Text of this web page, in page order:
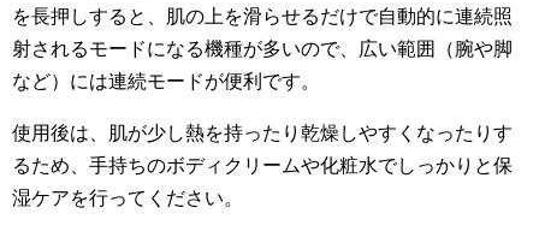
を長押しすると、肌の上を滑らせるだけで自動的に連続照
射されるモードになる機種が多いので、広い範囲（腕や脚
など）には連続モードが便利です。
使用後は、肌が少し熱を持ったり乾燥しやすくなったりす
るため、手持ちのボディクリームや化粧水でしっかりと保
湿ケアを行ってください。